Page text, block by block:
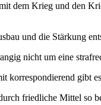
dem Krieg und den
und die Stärkung
nicht um eine
korrespondierend gibt
friedliche Mittel so